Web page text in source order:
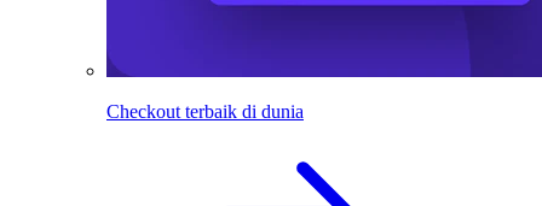
Checkout terbaik di dunia